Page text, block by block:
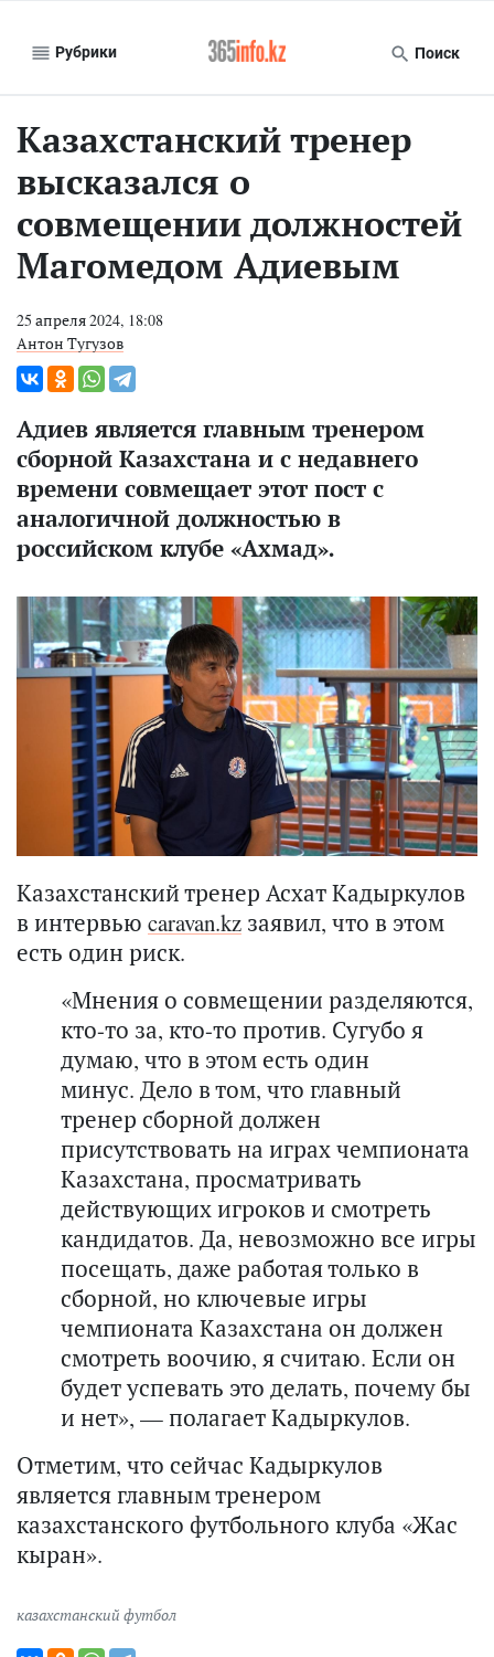
Рубрики Поиск
Казахстанский тренер
высказался о
совмещении должностей
Магомедом Адиевым
25 апреля 2024, 18:08
Антон Тугузов
Адиев является главным тренером
сборной Казахстана и с недавнего
времени совмещает этот пост с
аналогичной должностью в
российском клубе «Ахмад».
Казахстанский тренер Асхат Кадыркулов
в интервью caravan.kz заявил, что в этом
есть один риск.
«Мнения о совмещении разделяются,
кто-то за, кто-то против. Сугубо я
думаю, что в этом есть один
минус. Дело в том, что главный
тренер сборной должен
присутствовать на играх чемпионата
Казахстана, просматривать
действующих игроков и смотреть
кандидатов. Да, невозможно все игры
посещать, даже работая только в
сборной, но ключевые игры
чемпионата Казахстана он должен
смотреть воочию, я считаю. Если он
будет успевать это делать, почему бы
и нет», — полагает Кадыркулов.
Отметим, что сейчас Кадыркулов
является главным тренером
казахстанского футбольного клуба «Жас
кыран».
казахстанский футбол